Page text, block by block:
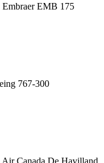
Embraer EMB 175
767-300
Air Canada De Havilland